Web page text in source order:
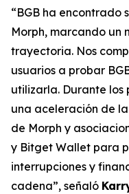
“BGB ha encontrado
Morph, marcando un
trayectoria. Nos
usuarios a probar
utilizarla. Durante los
una aceleración de
de Morph y
y Bitget Wallet para
interrupciones y
cadena”, señaló